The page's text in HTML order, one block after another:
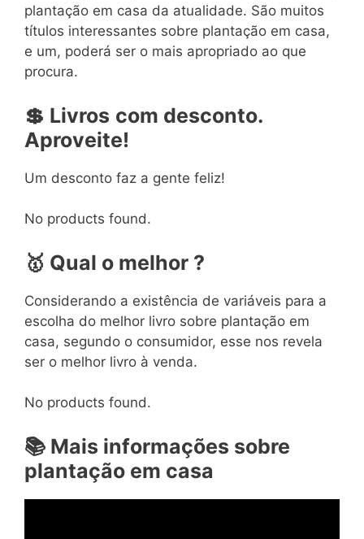
plantação em casa da atualidade. São muitos
títulos interessantes sobre plantação em casa,
e um, poderá ser o mais apropriado ao que
procura.
💲 Livros com desconto.
Aproveite!
Um desconto faz a gente feliz!
No products found.
🥇 Qual o melhor ?
Considerando a existência de variáveis para a
escolha do melhor livro sobre plantação em
casa, segundo o consumidor, esse nos revela
ser o melhor livro à venda.
No products found.
📚 Mais informações sobre
plantação em casa